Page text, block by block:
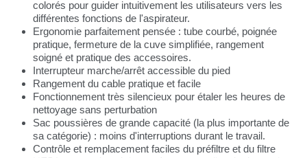
colorés pour guider intuitivement les utilisateurs vers les
différentes fonctions de l'aspirateur.
Ergonomie parfaitement pensée : tube courbé, poignée
pratique, fermeture de la cuve simplifiée, rangement
soigné et pratique des accessoires.
Interrupteur marche/arrêt accessible du pied
Rangement du cable pratique et facile
Fonctionnement très silencieux pour étaler les heures de
nettoyage sans perturbation
Sac poussières de grande capacité (la plus importante de
sa catégorie) : moins d'interruptions durant le travail.
Contrôle et remplacement faciles du préfiltre et du filtre